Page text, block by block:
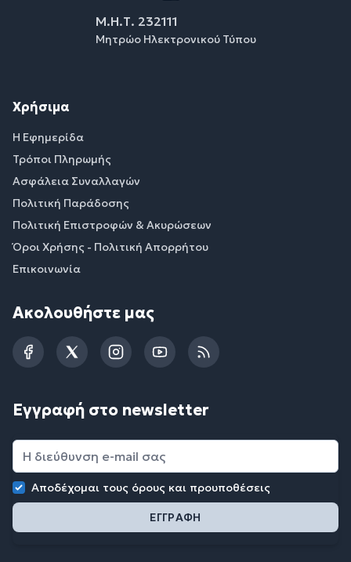
Μ.Η.Τ. 232111
Μητρώο Ηλεκτρονικού Τύπου
Χρήσιμα
Η Εφημερίδα
Τρόποι Πληρωμής
Ασφάλεια Συναλλαγών
Πολιτική Παράδοσης
Πολιτική Επιστροφών & Ακυρώσεων
Όροι Χρήσης - Πολιτική Απορρήτου
Επικοινωνία
Ακολουθήστε μας
FacebookTwitterInstagramYouTubeRSS
Εγγραφή στο newsletter
Αποδέχομαι τους όρους και προυποθέσεις